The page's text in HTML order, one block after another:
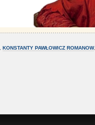
KONSTANTY PAWŁOWICZ ROMANOW,